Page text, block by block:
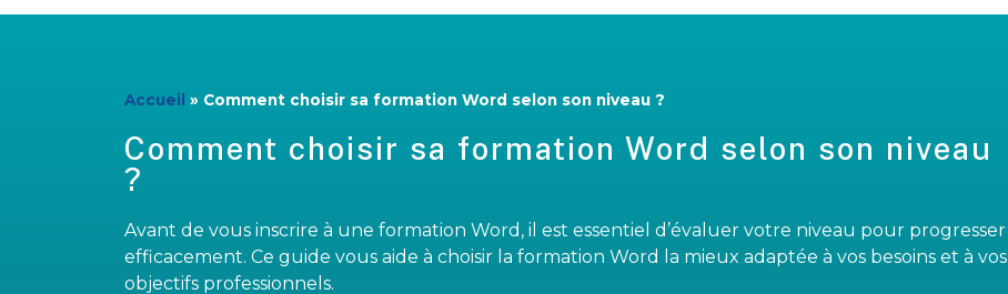
Accueil » Comment choisir sa formation Word selon son niveau ?
Comment choisir sa formation Word selon son niveau
?
Avant de vous inscrire à une formation Word, il est essentiel d’évaluer votre niveau pour progresser
efficacement. Ce guide vous aide à choisir la formation Word la mieux adaptée à vos besoins et à vos
objectifs professionnels.